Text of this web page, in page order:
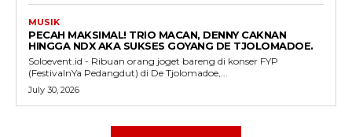
MUSIK
PECAH MAKSIMAL! TRIO MACAN, DENNY CAKNAN
HINGGA NDX AKA SUKSES GOYANG DE TJOLOMADOE.
Soloevent.id - Ribuan orang joget bareng di konser FYP
(FestivalnYa Pedangdut) di De Tjolomadoe,...
July 30, 2026